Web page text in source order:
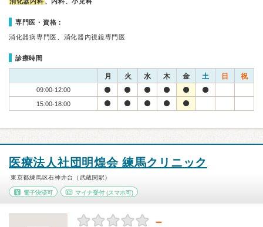
専門医・資格：
消化器病専門医、消化器内視鏡専門医
診療時間
月 火 水 木 金 土 日 祝
09:00-12:00
15:00-18:00
医療法人社団明煌会 練馬クリニック
東京都練馬区石神井台（武蔵関駅）
電子決済可 マイナ受付(スマホ可)
－